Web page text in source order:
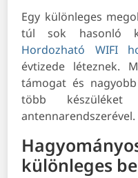
Egy különleges
túl sok hasonló
Hordozható WIFI
évtizede léteznek.
támogat és
több
antennarendszerével.
különleges